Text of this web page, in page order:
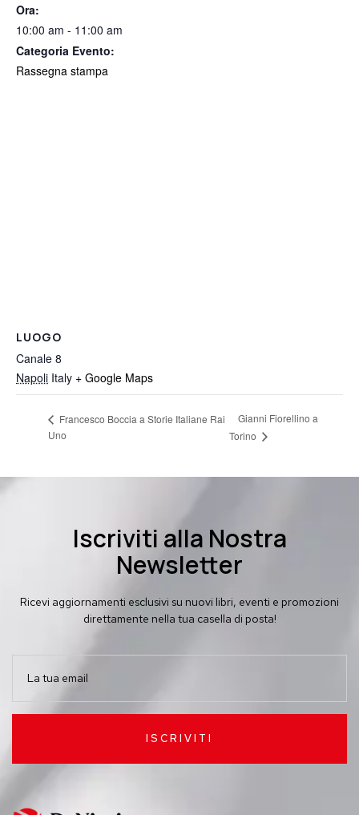
Ora:
10:00 am - 11:00 am
Categoria Evento:
Rassegna stampa
LUOGO
Canale 8
Napoli Italy + Google Maps
Francesco Boccia a Storie Italiane Rai
Uno
Gianni Fiorellino a
Torino
Iscriviti alla Nostra
Newsletter
Ricevi aggiornamenti esclusivi su nuovi libri, eventi e promozioni
direttamente nella tua casella di posta!
ISCRIVITI